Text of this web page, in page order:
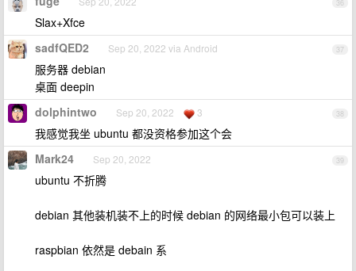
36
Slax+Xfce
37
sadfQED2 Sep 20, 2022 via Android
服务器 debian
桌面 deepin
38
dolphintwo Sep 20, 2022 3
我感觉我坐 ubuntu 都没资格参加这个会
39
Mark24 Sep 20, 2022
ubuntu 不折腾
debian 其他装机装不上的时候 debian 的网络最小包可以装上
raspbian 依然是 debain 系